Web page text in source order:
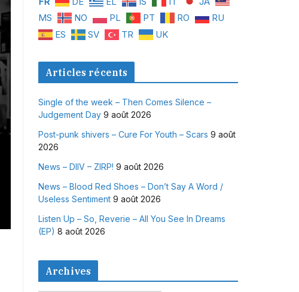
MS
NO PL PT RO
RU
ES
SV TR UK
Articles récents
Single of the week – Then Comes Silence –
Judgement Day 9 août 2026
Post-punk shivers – Cure For Youth – Scars 9 août
2026
News – DIIV – ZIRP! 9 août 2026
News – Blood Red Shoes – Don’t Say A Word /
Useless Sentiment 9 août 2026
Listen Up – So, Reverie – All You See In Dreams
(EP) 8 août 2026
Archives